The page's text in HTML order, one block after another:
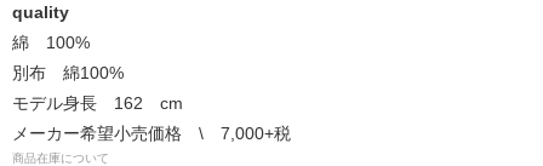
quality
綿 100%
別布 綿100%
モデル身長 162 cm
メーカー希望小売価格 \ 7,000+税
商品在庫について